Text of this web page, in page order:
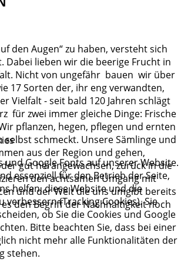
den Augen“ zu haben, versteht sich
Dabei lieben wir die beerige Frucht in
Nicht von ungefähr bauen wir über
17 Sorten der, ihr eng verwandten,
Vielfalt - seit bald 120 Jahren schlägt
für zwei immer gleiche Dinge: Frische
pflanzen, hegen, pflegen und ernten
selbst schmeckt. Unsere Sämlinge und
aus der Region und gehen,
gut herangewachsen, zurück in die
den achtsamen Umgang mit
und der Welt die uns umgibt bereits
den Begriff der Nachhaltigkeit noch
und Google Fonts auf unserer Website.
essenziell für den Betrieb der Seite,
helfen, diese Website und die
verbessern (Tracking Cookies). Sie
ob Sie die Cookies und Google
Bitte beachten Sie, dass bei einer
nicht mehr alle Funktionalitäten der
stehen.